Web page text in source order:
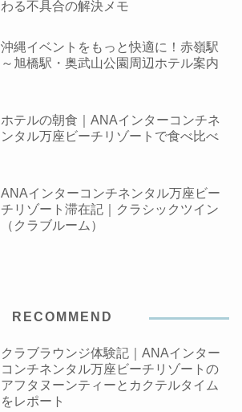
わる不具合の解決メモ
沖縄イベントをもっと快適に！赤嶺駅
～旭橋駅・奥武山公園周辺ホテル案内
ホテルの朝食｜ANAインターコンチネ
ンタル万座ビーチリゾートで食べ比べ
ANAインターコンチネンタル万座ビー
チリゾート滞在記｜クラシックツイン
（クラブルーム）
RECOMMEND
クラブラウンジ体験記｜ANAインター
コンチネンタル万座ビーチリゾートの
アフタヌーンティーとカクテルタイム
をレポート